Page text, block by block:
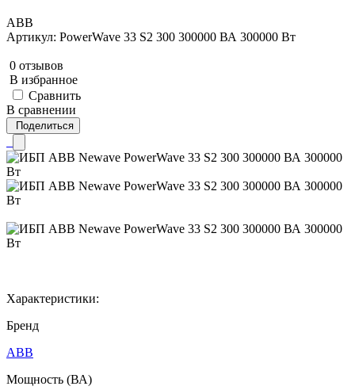
ABB
Артикул: PowerWave 33 S2 300 300000 ВА 300000 Вт
0 отзывов
В избранное
Сравнить
В сравнении
Поделиться
Характеристики:
Бренд
ABB
Мощность (ВА)